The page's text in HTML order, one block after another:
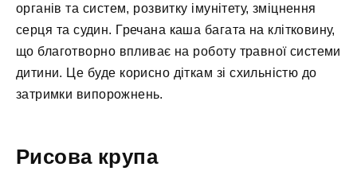
органів та систем, розвитку імунітету, зміцнення
серця та судин. Гречана каша багата на клітковину,
що благотворно впливає на роботу травної системи
дитини. Це буде корисно діткам зі схильністю до
затримки випорожнень.
Рисова крупа